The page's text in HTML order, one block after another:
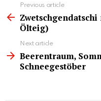
more
Previous article
Ölteig)
Next article
Beerentraum,
Schneegestöber